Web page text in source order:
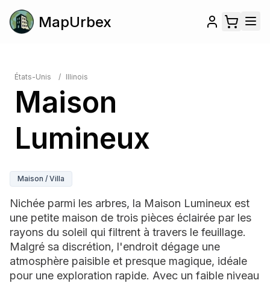
MapUrbex
États-Unis / Illinois
Maison
Lumineux
Maison / Villa
Nichée parmi les arbres, la Maison Lumineux est
une petite maison de trois pièces éclairée par les
rayons du soleil qui filtrent à travers le feuillage.
Malgré sa discrétion, l'endroit dégage une
atmosphère paisible et presque magique, idéale
pour une exploration rapide. Avec un faible niveau